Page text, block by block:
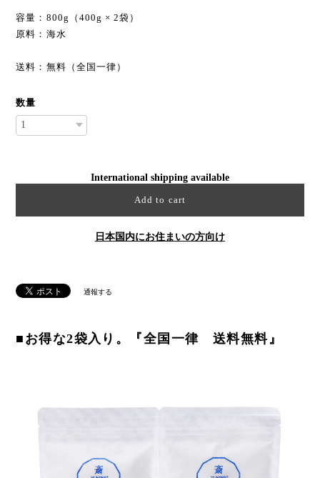
容量：800g（400g × 2袋）
原料：海水
送料：無料（全国一律）
数量
International shipping available
Add to cart
日本国内にお住まいの方向け
通報する
■お得な2袋入り。『全国一律 送料無料』